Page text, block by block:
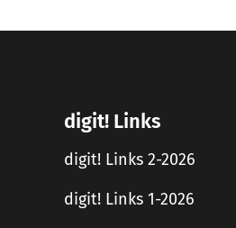
digit! Links
digit! Links 2-2026
digit! Links 1-2026